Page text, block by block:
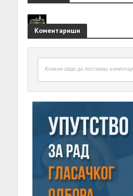
Коментариши
Кликни овде да поставиш коментар